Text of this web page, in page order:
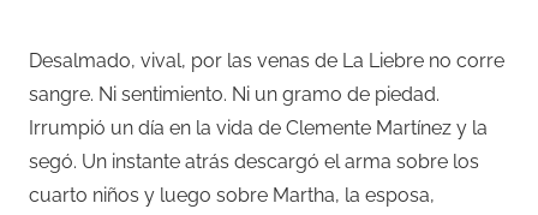
Desalmado, vival, por las venas de La Liebre no corre
sangre. Ni sentimiento. Ni un gramo de piedad.
Irrumpió un día en la vida de Clemente Martínez y la
segó. Un instante atrás descargó el arma sobre los
cuarto niños y luego sobre Martha, la esposa,